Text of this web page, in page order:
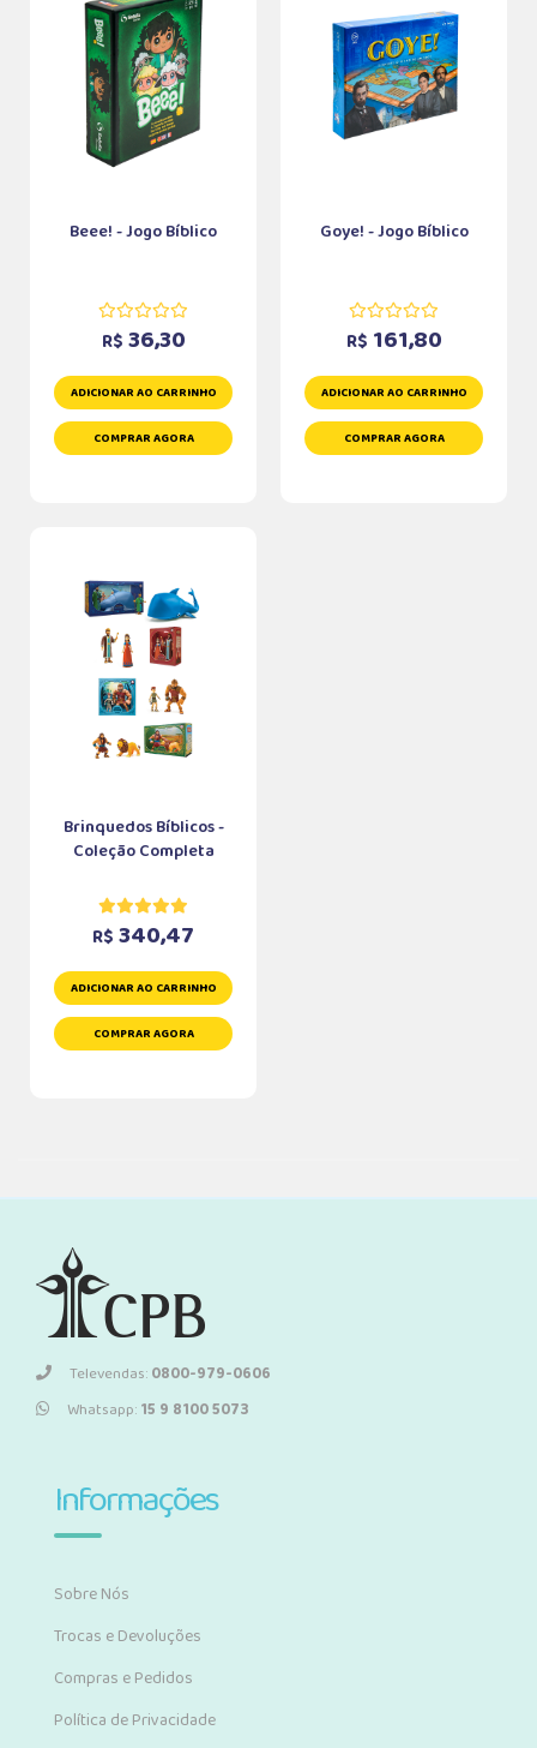
Beee! - Jogo Bíblico
R$ 36,30
ADICIONAR AO CARRINHO
COMPRAR AGORA
Goye! - Jogo Bíblico
R$ 161,80
ADICIONAR AO CARRINHO
COMPRAR AGORA
Brinquedos Bíblicos -
Coleção Completa
R$ 340,47
ADICIONAR AO CARRINHO
COMPRAR AGORA
Televendas:0800-979-0606
Whatsapp:15 9 8100 5073
Informações
Sobre Nós
Trocas e Devoluções
Compras e Pedidos
Política de Privacidade